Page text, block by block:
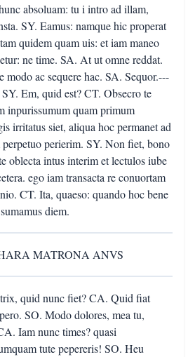
absoluam: tu i intro ad illam,
SY. Eamus: namque hic properat
quidem quam uis: et iam maneo
ne time. SA. At ut omne reddat.
modo ac sequere hac. SA. Sequor.---
Em, quid est? CT. Obsecro te
inpurissumum quam primum
irritatus siet, aliqua hoc permanet ad
perpetuo perierim. SY. Non fiet, bono
oblecta intus interim et lectulos iube
ego iam transacta re conuortam
CT. Ita, quaeso: quando hoc bene
diem.
MATRONA ANVS
quid nunc fiet? CA. Quid fiat
SO. Modo dolores, mea tu,
Iam nunc times? quasi
tute pepereris! SO. Heu